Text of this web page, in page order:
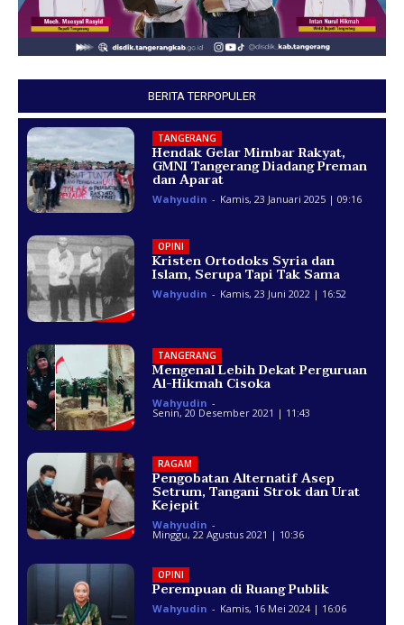
BERITA TERPOPULER
TANGERANG
Hendak Gelar Mimbar Rakyat,
GMNI Tangerang Diadang Preman
dan Aparat
Wahyudin - Kamis, 23 Januari 2025 | 09:16
OPINI
Kristen Ortodoks Syria dan
Islam, Serupa Tapi Tak Sama
Wahyudin - Kamis, 23 Juni 2022 | 16:52
TANGERANG
Mengenal Lebih Dekat Perguruan
Al-Hikmah Cisoka
Wahyudin -
Senin, 20 Desember 2021 | 11:43
RAGAM
Pengobatan Alternatif Asep
Setrum, Tangani Strok dan Urat
Kejepit
Wahyudin -
Minggu, 22 Agustus 2021 | 10:36
OPINI
Perempuan di Ruang Publik
Wahyudin - Kamis, 16 Mei 2024 | 16:06